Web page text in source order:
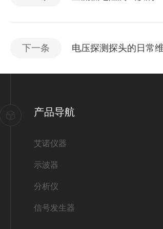
下一条 电压探测探头的日常
产品导航
艾诺仪器
示波器
分析仪
信号发生器